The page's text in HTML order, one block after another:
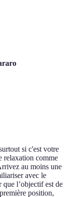
si c'est votre
relaxation comme
au moins une
avec le
que l’objectif est de
position,